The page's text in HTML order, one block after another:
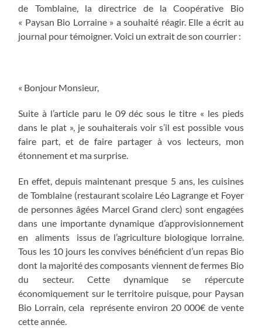
de Tomblaine, la directrice de la Coopérative Bio
« Paysan Bio Lorraine » a souhaité réagir. Elle a écrit au
journal pour témoigner. Voici un extrait de son courrier :
« Bonjour Monsieur,
Suite à l’article paru le 09 déc sous le titre « les pieds
dans le plat », je souhaiterais voir s’il est possible vous
faire part, et de faire partager à vos lecteurs, mon
étonnement et ma surprise.
En effet, depuis maintenant presque 5 ans, les cuisines
de Tomblaine (restaurant scolaire Léo Lagrange et Foyer
de personnes âgées Marcel Grand clerc) sont engagées
dans une importante dynamique d’approvisionnement
en aliments issus de l’agriculture biologique lorraine.
Tous les 10 jours les convives bénéficient d’un repas Bio
dont la majorité des composants viennent de fermes Bio
du secteur. Cette dynamique se répercute
économiquement sur le territoire puisque, pour Paysan
Bio Lorrain, cela représente environ 20 000€ de vente
cette année.